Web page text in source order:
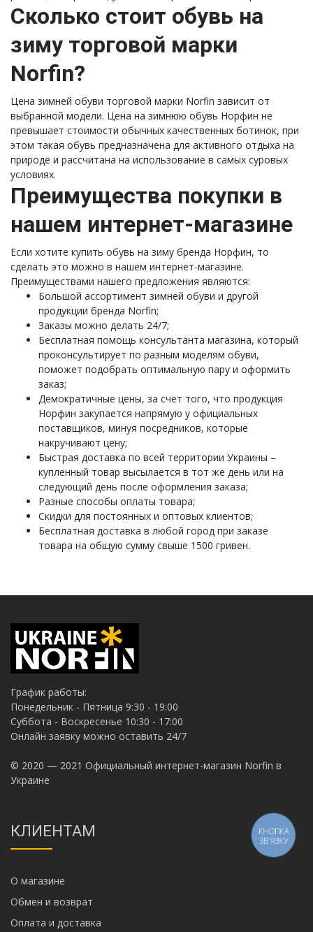
Сколько стоит обувь на
зиму торговой марки
Norfin?
Цена зимней обуви торговой марки Norfin зависит от
выбранной модели. Цена на зимнюю обувь Норфин не
превышает стоимости обычных качественных ботинок, при
этом такая обувь предназначена для активного отдыха на
природе и рассчитана на использование в самых суровых
условиях.
Преимущества покупки в
нашем интернет-магазине
Если хотите купить обувь на зиму бренда Норфин, то
сделать это можно в нашем интернет-магазине.
Преимуществами нашего предложения являются:
Большой ассортимент зимней обуви и другой
продукции бренда Norfin;
Заказы можно делать 24/7;
Бесплатная помощь консультанта магазина, который
проконсультирует по разным моделям обуви,
поможет подобрать оптимальную пару и оформить
заказ;
Демократичные цены, за счет того, что продукция
Норфин закупается напрямую у официальных
поставщиков, минуя посредников, которые
накручивают цену;
Быстрая доставка по всей территории Украины –
купленный товар высылается в тот же день или на
следующий день после оформления заказа;
Разные способы оплаты товара;
Скидки для постоянных и оптовых клиентов;
Бесплатная доставка в любой город при заказе
товара на общую сумму свыше 1500 гривен.
График работы:
Понедельник - Пятница 9:30 - 19:00
Суббота - Воскресенье 10:30 - 17:00
Онлайн заявку можно оставить 24/7
© 2020 — 2021 Официальный интернет-магазин Norfin в
Украине
КЛИЕНТАМ
О магазине
Обмен и возврат
Оплата и доставка
КНОПКА
ЗВ'ЯЗКУ